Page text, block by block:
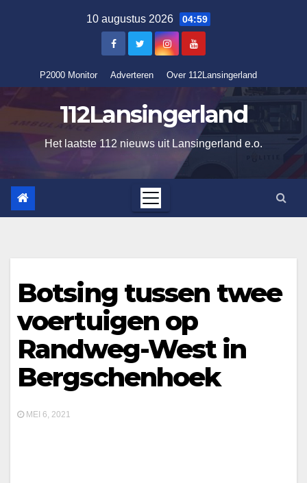
10 augustus 2026 04:59
P2000 Monitor Adverteren Over 112Lansingerland
112Lansingerland
Het laatste 112 nieuws uit Lansingerland e.o.
Botsing tussen twee
voertuigen op
Randweg-West in
Bergschenhoek
MEI 6, 2021